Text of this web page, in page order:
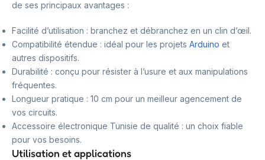
de ses principaux avantages :
Facilité d’utilisation : branchez et débranchez en un clin d’œil.
Compatibilité étendue : idéal pour les projets Arduino et
autres dispositifs.
Durabilité : conçu pour résister à l’usure et aux manipulations
fréquentes.
Longueur pratique : 10 cm pour un meilleur agencement de
vos circuits.
Accessoire électronique Tunisie de qualité : un choix fiable
pour vos besoins.
Utilisation et applications